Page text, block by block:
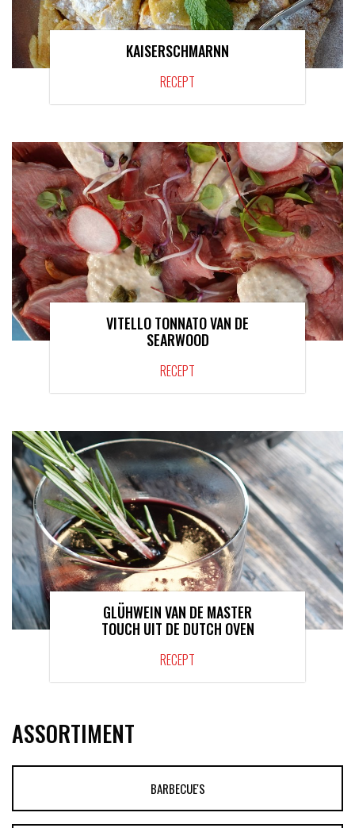
KAISERSCHMARNN
RECEPT
VITELLO TONNATO VAN DE
SEARWOOD
RECEPT
GLÜHWEIN VAN DE MASTER
TOUCH UIT DE DUTCH OVEN
RECEPT
ASSORTIMENT
BARBECUE'S